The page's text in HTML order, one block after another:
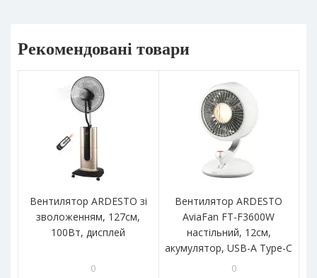
Рекомендовані товари
Вентилятор ARDESTO зі
зволоженням, 127см,
100Вт, дисплей
0
Вентилятор ARDESTO
AviaFan FT-F3600W
настільний, 12см,
акумулятор, USB-A Type-C
0